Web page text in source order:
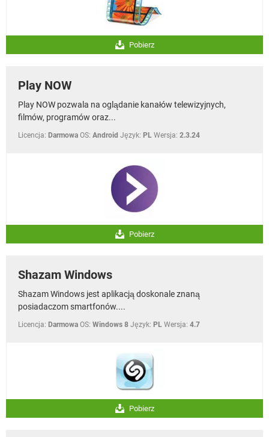
Pobierz
Play NOW
Play NOW pozwala na oglądanie kanałów telewizyjnych,
filmów, programów oraz...
Licencja: Darmowa OS: Android Język: PL Wersja: 2.3.24
Pobierz
Shazam Windows
Shazam Windows jest aplikacją doskonale znaną
posiadaczom smartfonów....
Licencja: Darmowa OS: Windows 8 Język: PL Wersja: 4.7
Pobierz